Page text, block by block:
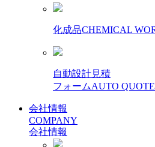
化成品CHEMICAL
自動設計見積
フォームAUTO QUOTE
会社情報
COMPANY
会社情報